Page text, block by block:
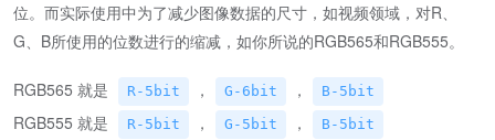
位。而实际使用中为了减少图像数据的尺寸，如视频领域，对R、
G、B所使用的位数进行的缩减，如你所说的RGB565和RGB555。
RGB565 就是 R-5bit ， G-6bit ， B-5bit
RGB555 就是 R-5bit ， G-5bit ， B-5bit